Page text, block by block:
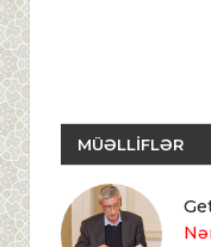
MÜƏLLİFLƏR